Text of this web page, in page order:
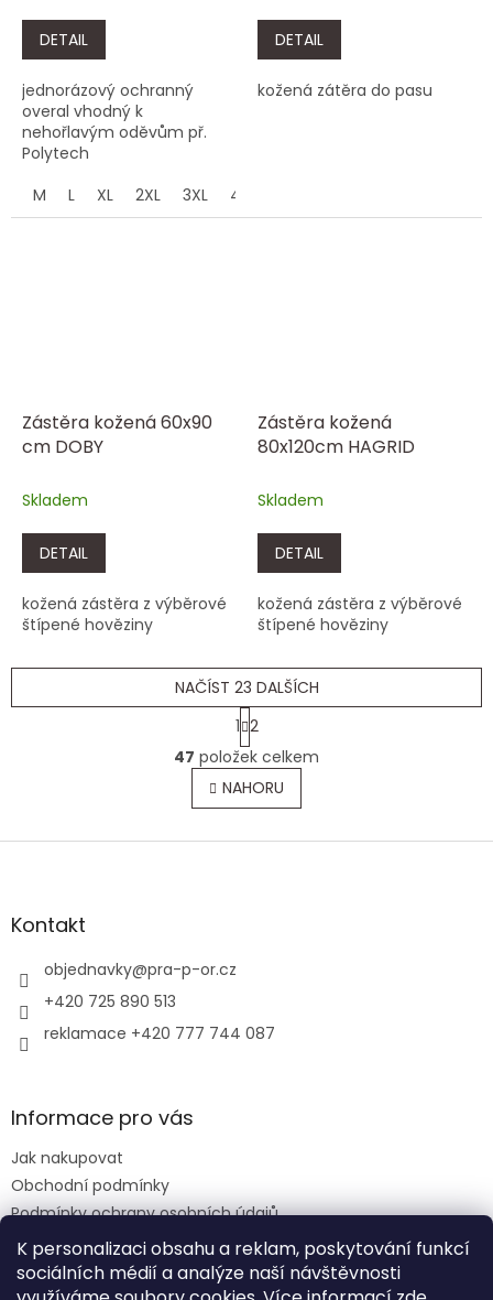
K personalizaci obsahu a reklam, poskytování funkcí
sociálních médií a analýze naší návštěvnosti
DETAIL
jednorázový ochranný
overal vhodný k
nehořlavým oděvům př.
Polytech
M
L XL 2XL 3XL 4XL
DETAIL
kožená zátěra do pasu
Zástěra kožená 60x90
cm DOBY
Skladem
DETAIL
kožená zástěra z výběrové
štípené hověziny
Zástěra kožená
80x120cm HAGRID
Skladem
DETAIL
kožená zástěra z výběrové
štípené hověziny
O
v
l
á
ý
NAČÍST 23 DALŠÍCH
S
t
r
á
n
k
v
1 2
47 položek celkem
NAHORU
Z
aKontakt
objednavky@pra-p-or.cz
+420 725 890 513
reklamace +420 777 744 087
Informace pro vás
Jak nakupovat
Obchodní podmínky
Podmínky ochrany osobních údajů
Reklamační řád